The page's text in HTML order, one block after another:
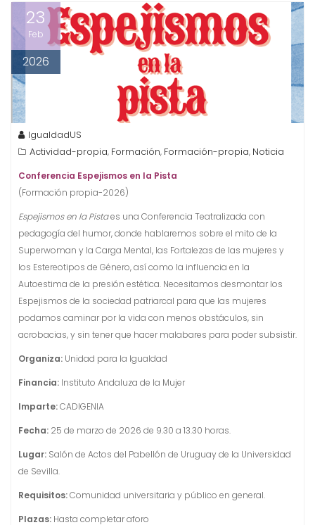
23
Feb
2026
IgualdadUS
Actividad-propia, Formación, Formación-propia, Noticia
Conferencia Espejismos en la Pista
(Formación propia-2026)
Espejismos en la Pistaes una Conferencia Teatralizada con
pedagogía del humor, donde hablaremos sobre el mito de la
Superwoman y la Carga Mental, las Fortalezas de las mujeres y
los Estereotipos de Género, así como la influencia en la
Autoestima de la presión estética. Necesitamos desmontar los
Espejismos de la sociedad patriarcal para que las mujeres
podamos caminar por la vida con menos obstáculos, sin
acrobacias, y sin tener que hacer malabares para poder subsistir.
Organiza: Unidad para la Igualdad
Financia: Instituto Andaluza de la Mujer
Imparte:CADIGENIA
Fecha: 25 de marzo de 2026 de 9.30 a 13.30 horas.
Lugar: Salón de Actos del Pabellón de Uruguay de la Universidad
de Sevilla.
Requisitos:Comunidad universitaria y público en general.
Plazas: Hasta completar aforo